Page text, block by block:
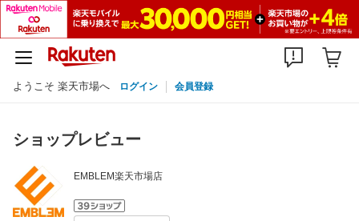
ようこそ 楽天市場へ ログイン 会員登録
ショップレビュー
EMBLEM楽天市場店